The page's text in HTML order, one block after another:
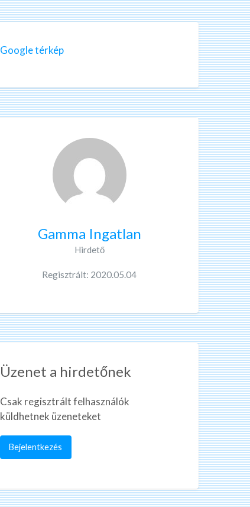
Google térkép
Gamma Ingatlan
Hirdető
Regisztrált: 2020.05.04
Üzenet a hirdetőnek
Csak regisztrált felhasználók
küldhetnek üzeneteket
Bejelentkezés